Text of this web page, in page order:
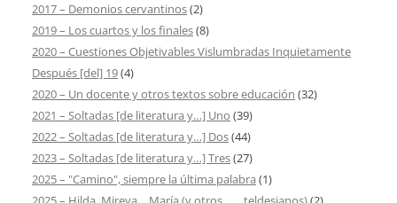
2017 – Demonios cervantinos(2)
2019 – Los cuartos y los finales(8)
2020 – Cuestiones Objetivables Vislumbradas Inquietamente
Después [del] 19(4)
2020 – Un docente y otros textos sobre educación (32)
2021 – Soltadas [de literatura y…] Uno (39)
2022 – Soltadas [de literatura y…] Dos(44)
2023 – Soltadas [de literatura y…] Tres(27)
2025 – "Camino", siempre la última palabra (1)